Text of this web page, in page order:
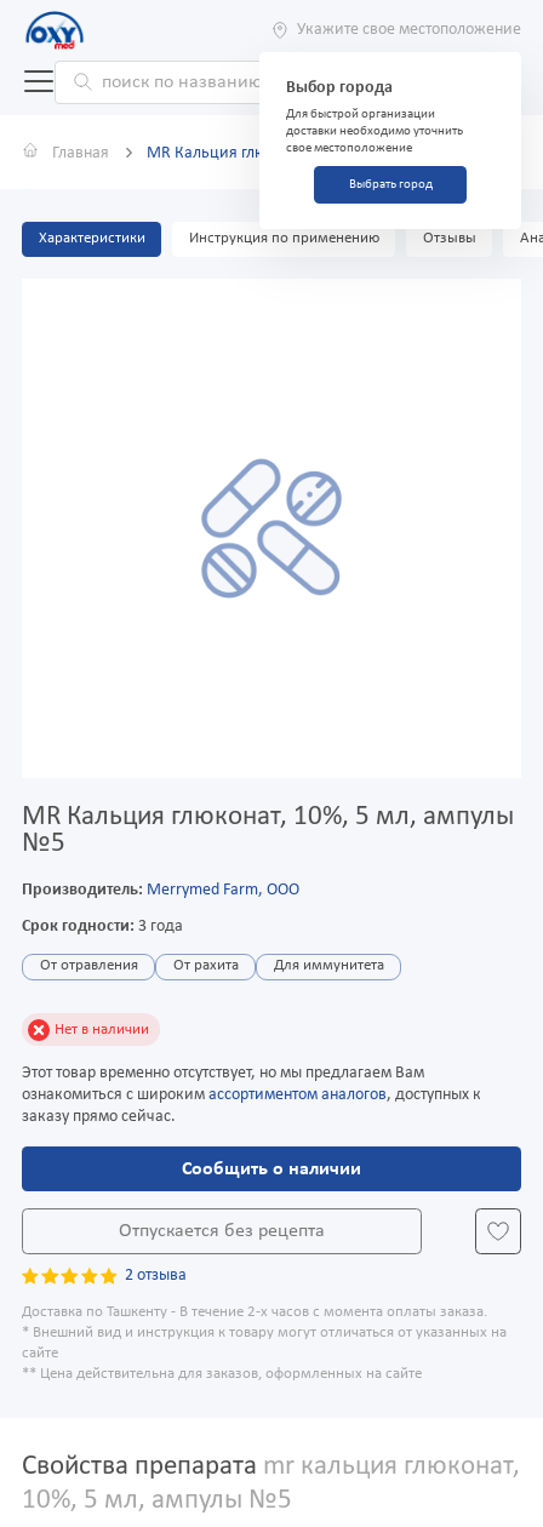
Укажите свое местоположение
Выбор города
Для быстрой организации
доставки необходимо уточнить
свое местоположение
Выбрать город
Главная MR Кальция глюконат, 10%, 5 мл, ампулы №5
Характеристики Инструкция по применению Отзывы
MR Кальция глюконат, 10%, 5 мл, ампулы
№5
Производитель: Merrymed Farm, ООО
Срок годности: 3 года
От отравления От рахита Для иммунитета
Нет в наличии
Этот товар временно отсутствует, но мы предлагаем Вам
ознакомиться с широким ассортиментом аналогов, доступных к
заказу прямо сейчас.
Сообщить о наличии
Отпускается без рецепта
2 отзыва
Доставка по Ташкенту - В течение 2-х часов с момента оплаты заказа.
* Внешний вид и инструкция к товару могут отличаться от указанных на
сайте
** Цена действительна для заказов, оформленных на сайте
Свойства препарата mr кальция глюконат,
10%, 5 мл, ампулы №5